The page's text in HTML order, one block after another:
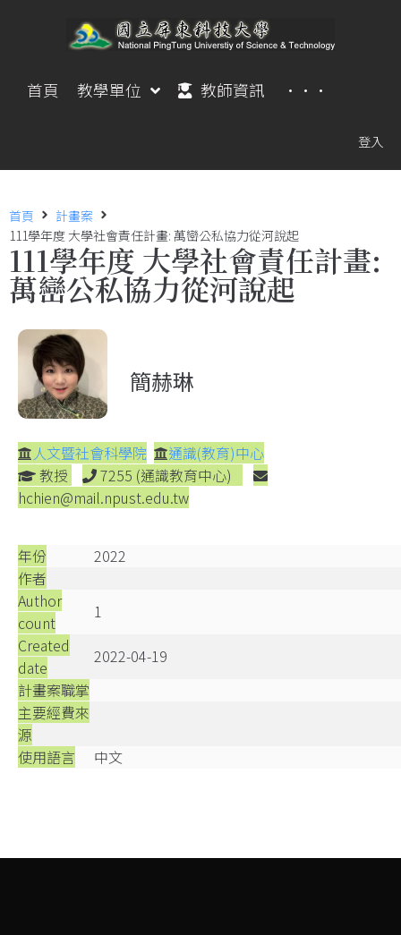
首頁 教學單位 教師資訊 ···
登入
首頁
計畫案
111學年度 大學社會責任計畫: 萬巒公私協力從河說起
111學年度 大學社會責任計畫:
萬巒公私協力從河說起
簡赫琳
人文暨社會科學院
通識(教育)中心
教授
7255 (通識教育中心)
hchien@mail.npust.edu.tw
年份
2022
作者
Author
count
1
Created
date
2022-04-19
計畫案職掌
主要經費來
源
使用語言
中文